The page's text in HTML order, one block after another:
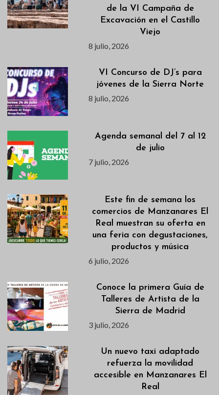
de la VI Campaña de
Excavación en el Castillo
Viejo
8 julio, 2026
VI Concurso de DJ’s para
jóvenes de la Sierra Norte
8 julio, 2026
Agenda semanal del 7 al 12
de julio
7 julio, 2026
Este fin de semana los
comercios de Manzanares El
Real muestran su oferta en
una feria con degustaciones,
productos y música
6 julio, 2026
Conoce la primera Guía de
Talleres de Artista de la
Sierra de Madrid
3 julio, 2026
Un nuevo taxi adaptado
refuerza la movilidad
accesible en Manzanares El
Real